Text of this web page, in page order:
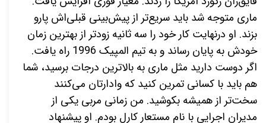
ماری متوجه شد باید سریع‌تر از پیش‌بینی قبلی‌اش پارو
بزند. او درنهایت کار خود را سه ثانیه زودتر از بهترین زمان
خودش به پایان رساند و به تیم المپیک 1996 راه یافت.
اگر دوست دارید مثل ماری به بالاترین درجات برسید، شما
هم باید با کسانی تمرین کنید که وادارتان می‌کنند
سخت‌تر از همیشه بکوشید. من زمانی مربی یکی از
مدیران اجرایی با نام مستعار کارل بودم. او پیشنهاد